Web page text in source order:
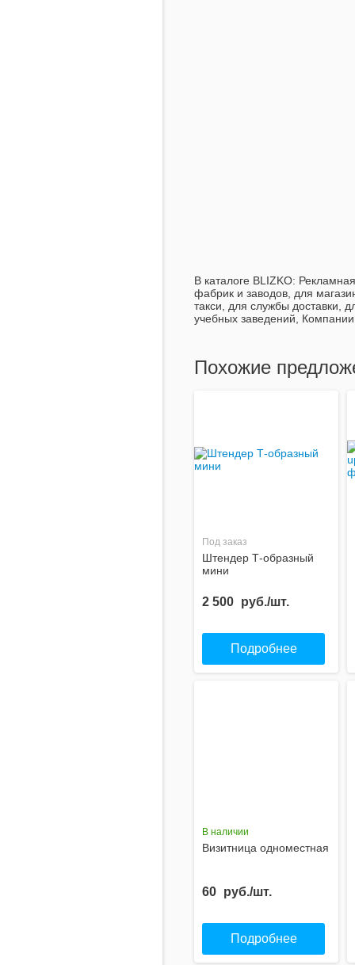
В каталоге BLIZKO:
фабрик и заводов, для
такси, для службы доставки,
учебных заведений,
Похожие
Под заказ
Штендер Т-образный
мини
2 500 руб./шт.
Подробнее
В наличии
Визитница одноместная
60 руб./шт.
Подробнее